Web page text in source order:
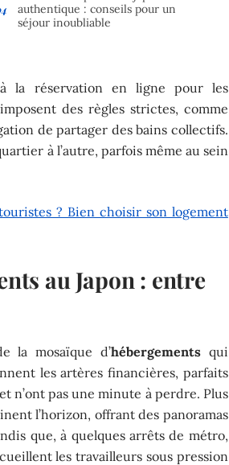
authentique : conseils pour un
séjour inoubliable
la réservation en ligne pour les
des règles strictes, comme
de partager des bains collectifs.
à l’autre, parfois même au sein
? Bien choisir son logement
au Japon : entre
la mosaïque d’hébergements qui
les artères financières, parfaits
n’ont pas une minute à perdre. Plus
l’horizon, offrant des panoramas
que, à quelques arrêts de métro,
les travailleurs sous pression